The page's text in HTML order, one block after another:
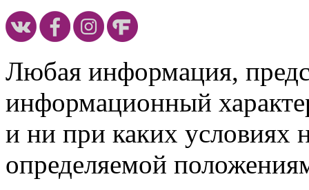
Любая информация,
информационный
и ни при каких условиях
определяемой